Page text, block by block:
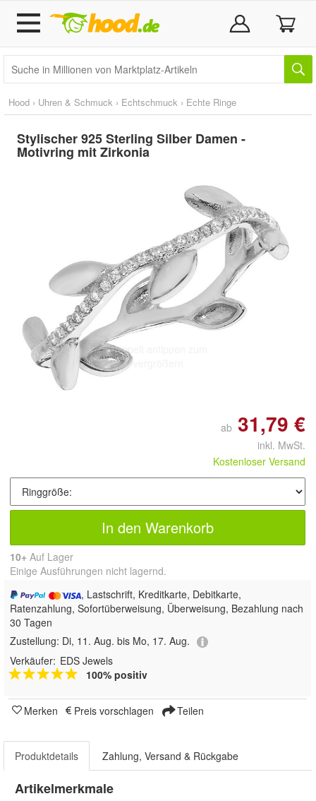
Hood › Uhren & Schmuck › Echtschmuck › Echte Ringe
Stylischer 925 Sterling Silber Damen -
Motivring mit Zirkonia
Doppelt antippen zum
ab 31,79 €
inkl. MwSt.
Kostenloser Versand
In den Warenkorb
10+ Auf Lager
Einige Ausführungen nicht lagernd.
, Lastschrift, Kreditkarte, Debitkarte,
Ratenzahlung, Sofortüberweisung, Überweisung, Bezahlung nach
30 Tagen
Zustellung: Di, 11. Aug. bis Mo, 17. Aug.
Verkäufer: EDS Jewels
100% positiv
Merken Preis vorschlagen Teilen
Produktdetails Zahlung, Versand & Rückgabe
Artikelmerkmale